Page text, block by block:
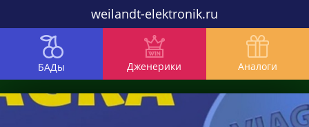
weilandt-elektronik.ru
БАДы Дженерики Аналоги